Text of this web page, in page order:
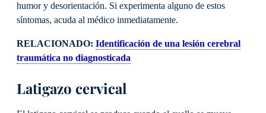
humor y desorientación. Si experimenta alguno de estos
síntomas, acuda al médico inmediatamente.
RELACIONADO: Identificación de una lesión cerebral
traumática no diagnosticada
Latigazo cervical